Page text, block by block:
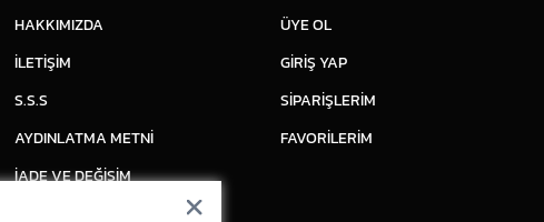
HAKKIMIZDA
İLETİŞİM
S.S.S
AYDINLATMA METNİ
İADE VE DEĞİŞİM
ÜYE OL
GİRİŞ YAP
SİPARİŞLERİM
FAVORİLERİM